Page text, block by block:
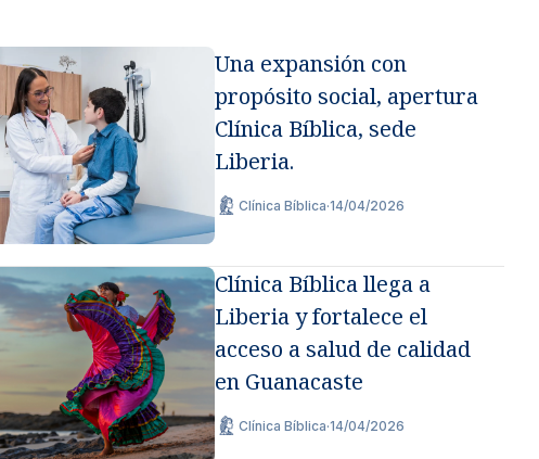
Una expansión con
propósito social, apertura
Clínica Bíblica, sede
Liberia.
Clínica Bíblica·14/04/2026
Clínica Bíblica llega a
Liberia y fortalece el
acceso a salud de calidad
en Guanacaste
Clínica Bíblica·14/04/2026